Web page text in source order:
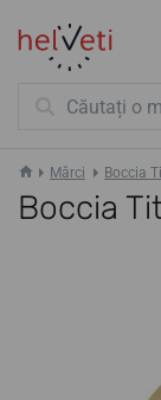
Mărci Boccia
Boccia